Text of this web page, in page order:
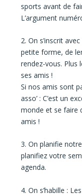
sports avant de
L’argument
2. On s’inscrit
petite forme, de
rendez-vous. Plus
ses amis !
Si nos amis sont
asso’ :C’est un
monde et se faire
amis !
3. On planifie
planifiez votre
agenda.
4. On s’habille :